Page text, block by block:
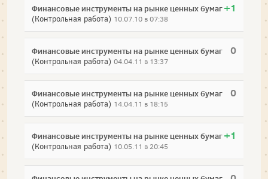
+1
Финансовые инструменты на рынке ценных бумаг
(Контрольная работа) 10.07.10 в 07:38
0
Финансовые инструменты на рынке ценных бумаг
(Контрольная работа) 04.04.11 в 13:37
0
Финансовые инструменты на рынке ценных бумаг
(Контрольная работа) 14.04.11 в 18:15
+1
Финансовые инструменты на рынке ценных бумаг
(Контрольная работа) 10.05.11 в 20:45